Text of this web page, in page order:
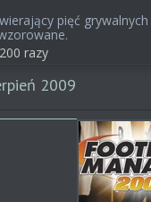
pięć grywalnych
razy
2009